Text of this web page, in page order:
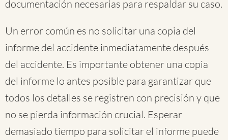
documentación necesarias para respaldar su caso.
Un error común es no solicitar una copia del
informe del accidente inmediatamente después
del accidente. Es importante obtener una copia
del informe lo antes posible para garantizar que
todos los detalles se registren con precisión y que
no se pierda información crucial. Esperar
demasiado tiempo para solicitar el informe puede